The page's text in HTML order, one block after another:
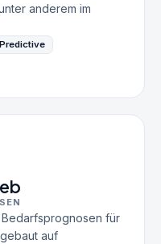
anderem im
Predictive
für
auf